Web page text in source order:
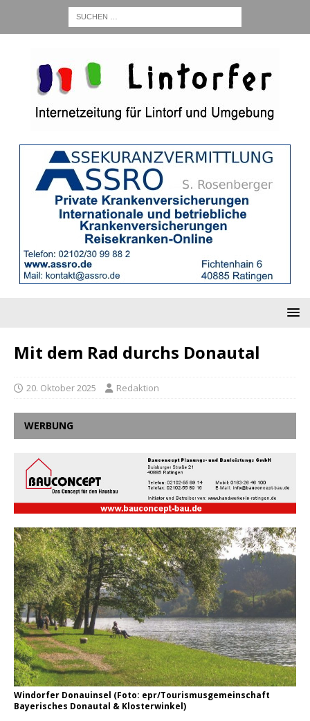
Mit dem Rad durchs Donautal
20. Oktober 2025 Redaktion
WERBUNG
Windorfer Donauinsel (Foto: epr/Tourismusgemeinschaft
Bayerisches Donautal & Klosterwinkel)